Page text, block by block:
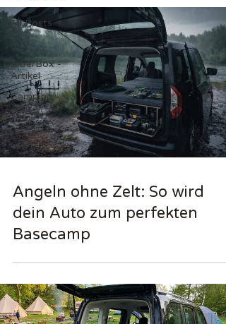
All Posts
BiberBox -
Artikel
Camping -
Artikel
Angeln ohne Zelt: So wird
dein Auto zum perfekten
Basecamp